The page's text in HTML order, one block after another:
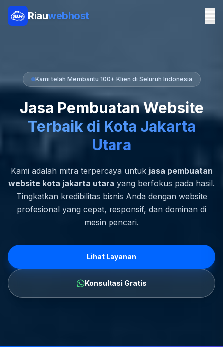
Riauwebhost
Kami telah Membantu 100+ Klien di Seluruh Indonesia
Jasa Pembuatan Website
Terbaik di Kota Jakarta
Utara
Kami adalah mitra terpercaya untuk jasa pembuatan
website kota jakarta utara yang berfokus pada hasil.
Tingkatkan kredibilitas bisnis Anda dengan website
profesional yang cepat, responsif, dan dominan di
mesin pencari.
Lihat Layanan
Konsultasi Gratis